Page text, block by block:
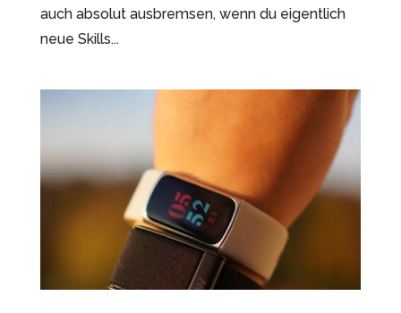
auch absolut ausbremsen, wenn du eigentlich
neue Skills...